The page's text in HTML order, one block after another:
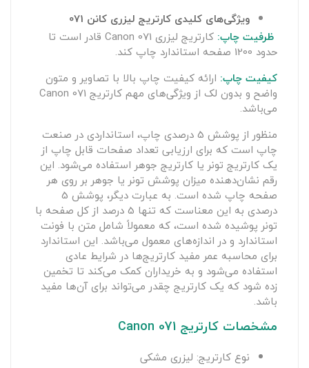
ویژگی‌های کلیدی کارتریج لیزری کانن 071
ظرفیت چاپ:
کارتریج لیزری Canon 071 قادر است تا
حدود 1200 صفحه استاندارد چاپ کند.
کیفیت چاپ: ارائه کیفیت چاپ بالا با تصاویر و متون
واضح و بدون لک از ویژگی‌های مهم کارتریج Canon 071
می‌باشد.
منظور از پوشش 5 درصدی چاپ، استانداردی در صنعت
چاپ است که برای ارزیابی تعداد صفحات قابل چاپ از
یک کارتریج تونر یا کارتریج جوهر استفاده می‌شود. این
رقم نشان‌دهنده میزان پوشش تونر یا جوهر بر روی هر
صفحه چاپ شده است. به عبارت دیگر، پوشش 5
درصدی به این معناست که تنها 5 درصد از کل صفحه با
تونر پوشیده شده است، که معمولاً شامل متن با فونت
استاندارد و در اندازه‌های معمول می‌باشد. این استاندارد
برای محاسبه عمر مفید کارتریج‌ها در شرایط عادی
استفاده می‌شود و به خریداران کمک می‌کند تا تخمین
زده شود که یک کارتریج چقدر می‌تواند برای آن‌ها مفید
باشد.
مشخصات کارتریج Canon 071
نوع کارتریج: لیزری مشکی